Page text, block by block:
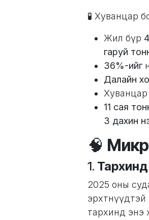
🧪 Хуванцар
Жил бүр
гаруй
36%-ийг
Далайн
Хуванцар
11 сая
3 дахин
🧠
1.
2025 оны
эрхтнүүдтэй
тархинд энэ